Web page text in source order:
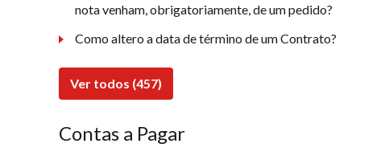
nota venham, obrigatoriamente, de um pedido?
Como altero a data de término de um Contrato?
Ver todos (457)
Contas a Pagar